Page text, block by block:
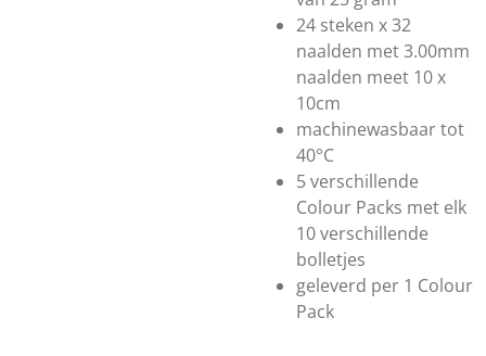
24 steken x 32
naalden met 3.00mm
naalden meet 10 x
10cm
machinewasbaar tot
40°C
5 verschillende
Colour Packs met elk
10 verschillende
bolletjes
geleverd per 1 Colour
Pack